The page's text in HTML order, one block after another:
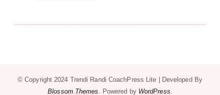
© Copyright 2024 Trendi Randi CoachPress Lite | Developed By
Blossom Themes . Powered by WordPress.